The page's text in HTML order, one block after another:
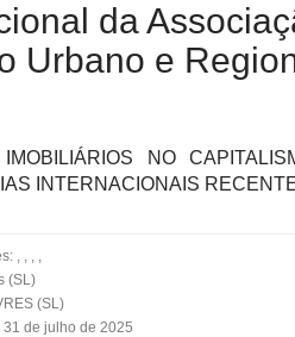
da
Urbano e
NO
INTERNACIONAIS
, , , ,
(SL)
(SL)
31 de julho de 2025